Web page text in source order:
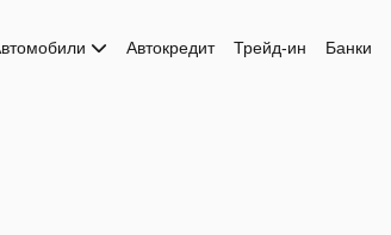
Автокредит Трейд-ин Банки